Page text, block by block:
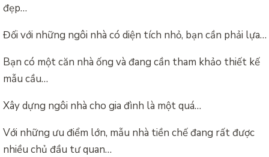
đẹp…
Đối với những ngôi nhà có diện tích nhỏ, bạn cần phải lựa…
Bạn có một căn nhà ống và đang cần tham khảo thiết kế
mẫu cầu…
Xây dựng ngôi nhà cho gia đình là một quá…
Với những ưu điểm lớn, mẫu nhà tiền chế đang rất được
nhiều chủ đầu tư quan…